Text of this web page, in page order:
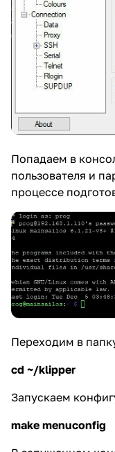
Попадаем в
пользователя и
процессе
Переходим в
cd ~/klipper
Запускаем
make menuconfig